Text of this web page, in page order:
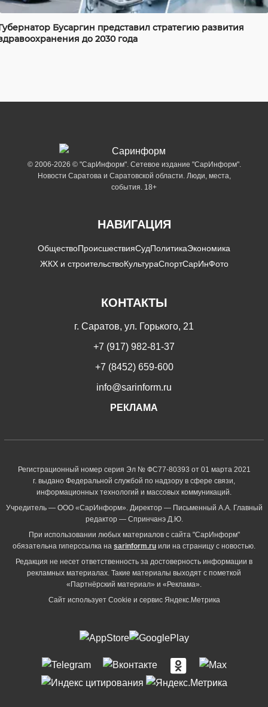
Бусаргин представил стратегию развития
до 2030 года
© 2006-2026 © "СарИнформ". Сетевое издание "СарИнформ".
Новости Саратова и Саратовской области. Люди, места,
события. 18+
НАВИГАЦИЯ
ОбществоПроисшествияСудПолитикаЭкономика
ЖКХ и строительствоКультураСпортСарИнФото
КОНТАКТЫ
г. Саратов, ул. Горького, 21
+7 (917) 982-81-37
+7 (8452) 659-600
info@sarinform.ru
РЕКЛАМА
Регистрационный номер серия Эл № ФС77-80393 от 01 марта 2021
г. выдано Федеральной службой по надзору в сфере связи,
информационных технологий и массовых коммуникаций.
Учредитель — ООО «СарИнформ». Директор — Письменный А.А. Главный
редактор — Спринчанэ Д.Ю.
При использовании любых материалов с сайта "СарИнформ"
обязательна гиперссылка на sarinform.ru или на страницу с новостью.
Редакция не несет ответственность за достоверность информации в
рекламных материалах. Такие материалы выходят с пометкой
«Партнёрский материал» и «Реклама».
Сайт использует Cookie и сервиc Яндекс.Метрика